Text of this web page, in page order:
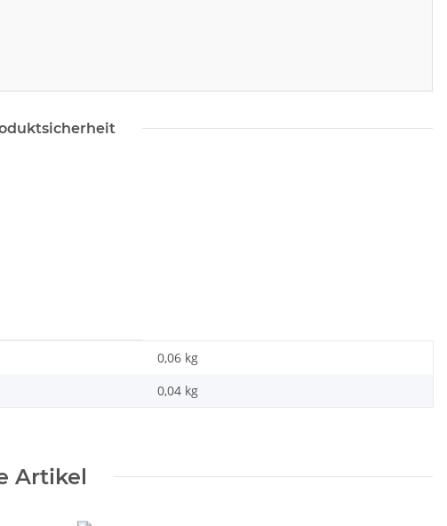
0,06 kg
0,04 kg
Artikel